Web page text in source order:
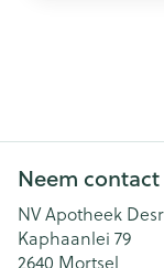
Neem
NV Apotheek
Kaphaanlei 79
2640 Mortsel